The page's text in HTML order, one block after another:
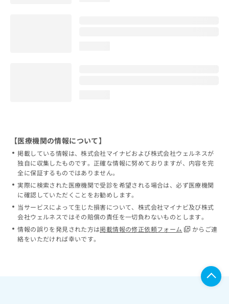
【医療機関の情報について】
掲載している情報は、株式会社マイナビおよび株式会社ウェルネスが
独自に収集したものです。正確な情報に努めておりますが、内容を完
全に保証するものではありません。
実際に検索された医療機関で受診を希望される場合は、必ず医療機関
に確認していただくことをお勧めします。
当サービスによって生じた損害について、株式会社マイナビ及び株式
会社ウェルネスではその賠償の責任を一切負わないものとします。
情報の誤りを発見された方は掲載情報の修正依頼フォーム
からご連
絡をいただければ幸いです。